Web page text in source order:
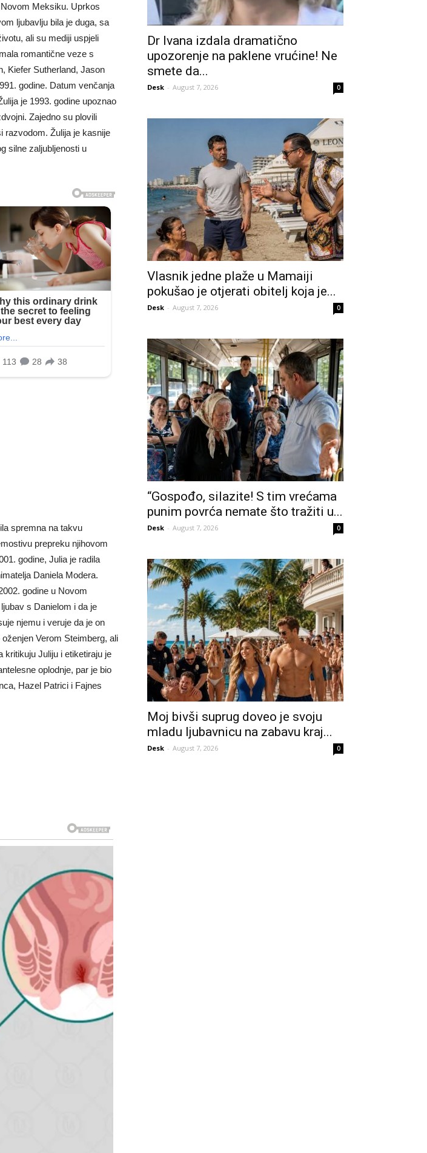
Meksiku. Uprkos
ljubavlju bila je duga, sa
ali su mediji uspjeli
romantične veze s
Kiefer Sutherland, Jason
godine. Datum venčanja
je 1993. godine upoznao
Zajedno su plovili
razvodom. Žulija je kasnije
silne zaljubljenosti u
spremna na takvu
prepreku njihovom
godine, Julia je radila
Daniela Modera.
godine u Novom
s Danielom i da je
njemu i veruje da je on
Verom Steimberg, ali
kritikuju Juliju i etiketiraju je
oplodnje, par je bio
Hazel Patrici i Fajnes
Dr Ivana izdala dramatično
upozorenje na paklene vrućine! Ne
smete da...
Desk - August 7, 2026 0
Vlasnik jedne plaže u Mamaiji
pokušao je otjerati obitelj koja je...
Desk - August 7, 2026 0
“Gospođo, silazite! S tim vrećama
punim povrća nemate što tražiti u...
Desk - August 7, 2026 0
Moj bivši suprug doveo je svoju
mladu ljubavnicu na zabavu kraj...
Desk - August 7, 2026 0